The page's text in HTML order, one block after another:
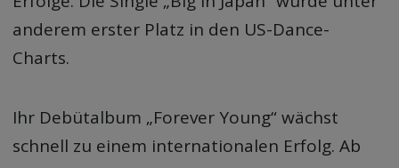
anderem erster Platz in den US-Dance-
Charts.
Ihr Debütalbum „Forever Young“ wächst
schnell zu einem internationalen Erfolg. Ab